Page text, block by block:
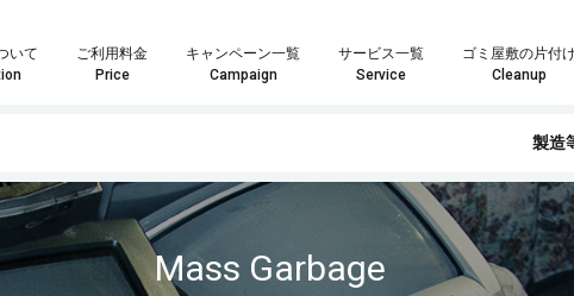
いて
ご利用料金
Price
キャンペーン一覧
Campaign
サービス一覧
Service
ゴミ屋敷の片付け
Cleanup
製造
Mass Garbage